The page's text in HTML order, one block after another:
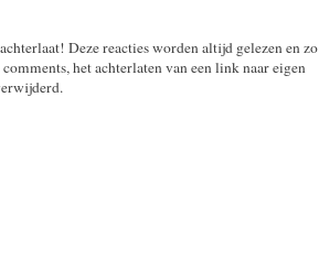
Deze reacties worden altijd gelezen en zo
het achterlaten van een link naar eigen